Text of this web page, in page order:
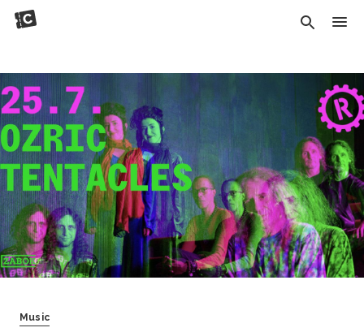
Music